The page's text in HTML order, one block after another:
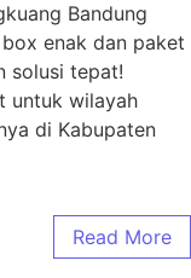
Bandung
enak dan paket
solusi tepat!
untuk wilayah
di Kabupaten
Read More